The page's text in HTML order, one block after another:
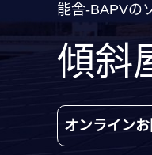
能舎-BAPVの
傾斜
オンライン